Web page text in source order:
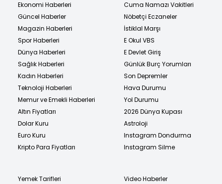
Ekonomi Haberleri
Güncel Haberler
Magazin Haberleri
Spor Haberleri
Dünya Haberleri
Sağlık Haberleri
Kadın Haberleri
Teknoloji Haberleri
Memur ve Emekli Haberleri
Altın Fiyatları
Dolar Kuru
Euro Kuru
Kripto Para Fiyatları
Cuma Namazı Vakitleri
Nöbetçi Eczaneler
İstiklal Marşı
E Okul VBS
E Devlet Giriş
Günlük Burç Yorumları
Son Depremler
Hava Durumu
Yol Durumu
2026 Dünya Kupası
Astroloji
Instagram Dondurma
Instagram Silme
Yemek Tarifleri
Video Haberler